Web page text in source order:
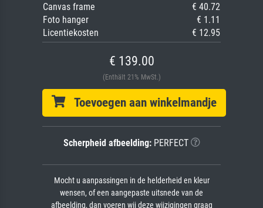
Canvas frame
€ 40.72
Foto hanger
€ 1.11
Licentiekosten
€ 12.95
€ 139.00
(Enthält 21% MwSt.)
Toevoegen aan winkelmandje
Scherpheid afbeelding:PERFECT
Mocht u aanpassingen in de helderheid en kleur
wensen, of een aangepaste uitsnede van de
afbeelding, dan voeren wij deze wijzigingen graag